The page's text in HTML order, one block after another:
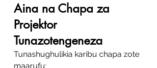
Aina na Chapa za
Projektor
Tunazotengeneza
Tunashughulikia karibu chapa zote
maarufu: